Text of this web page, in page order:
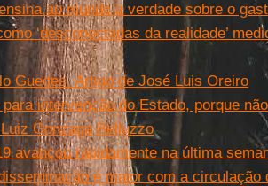
ao mundo a verdade sobre o
‘desconectadas da realidade’
Guedes. Artigo de José Luis Oreiro
intervenção do Estado, porque
Gonzaga Belluzzo
avançou rapidamente na última
é maior com a circulação